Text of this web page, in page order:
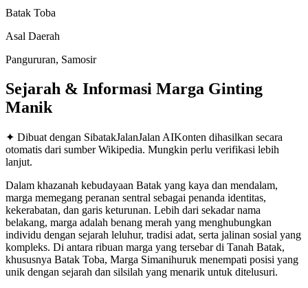
Batak Toba
Asal Daerah
Pangururan, Samosir
Sejarah & Informasi Marga Ginting
Manik
✦ Dibuat dengan SibatakJalanJalan AIKonten dihasilkan secara
otomatis dari sumber Wikipedia. Mungkin perlu verifikasi lebih
lanjut.
Dalam khazanah kebudayaan Batak yang kaya dan mendalam,
marga memegang peranan sentral sebagai penanda identitas,
kekerabatan, dan garis keturunan. Lebih dari sekadar nama
belakang, marga adalah benang merah yang menghubungkan
individu dengan sejarah leluhur, tradisi adat, serta jalinan sosial yang
kompleks. Di antara ribuan marga yang tersebar di Tanah Batak,
khususnya Batak Toba, Marga Simanihuruk menempati posisi yang
unik dengan sejarah dan silsilah yang menarik untuk ditelusuri.